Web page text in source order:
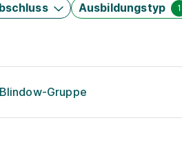
Ausbildungstyp 1
Gruppe